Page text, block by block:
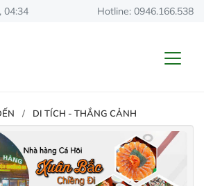
04:34 Hotline: 0946.166.538
DI TÍCH - THẮNG CẢNH